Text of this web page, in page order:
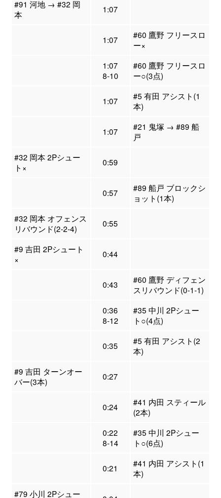
#91 河地 → #32 岡
本
1:07
1:07
#60 鷹野 フリースロ
ー×
1:07
8-10
#60 鷹野 フリースロ
ー○(3点)
1:07
#5 有田 アシスト(1
本)
1:07
#21 鬼塚 → #89 船
戸
#32 岡本 2Pシュー
ト×
0:59
0:57
#89 船戸 ブロックシ
ョット(1本)
#32 岡本 オフェンス
リバウンド(2-2-4)
0:55
#9 吉田 2Pシュート
×
0:44
0:43
#60 鷹野 ディフェン
スリバウンド(0-1-1)
0:36
8-12
#35 中川 2Pシュー
ト○(4点)
0:35
#5 有田 アシスト(2
本)
#9 吉田 ターンオー
バー(3本)
0:27
0:24
#41 内田 スティール
(2本)
0:22
8-14
#35 中川 2Pシュー
ト○(6点)
0:21
#41 内田 アシスト(1
本)
#79 小川 2Pシュー